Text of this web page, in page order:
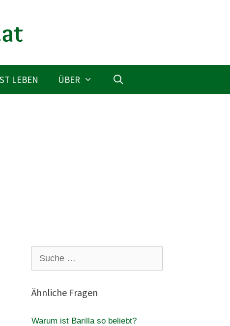
LEBEN ÜBER
nach:
Ähnliche Fragen
Warum ist Barilla so beliebt?